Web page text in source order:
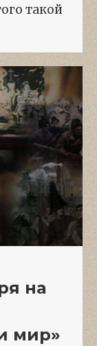
такой
на
мир»